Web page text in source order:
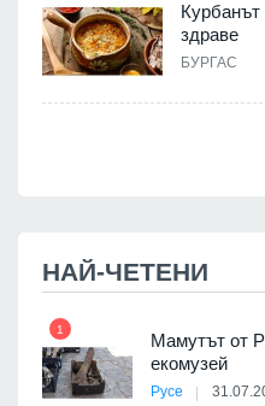
Курбанът
здраве
БУРГАС
НАЙ-ЧЕТЕНИ
1
Мамутът от
екомузей
Русе